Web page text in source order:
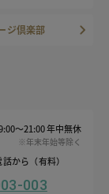
ジ倶楽部
～21:00 年中無休
※年末年始等除く
から（有料）
003